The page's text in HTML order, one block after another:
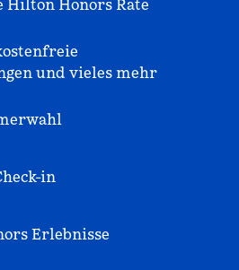
Hilton Honors Rate
und vieles mehr
in
Erlebnisse